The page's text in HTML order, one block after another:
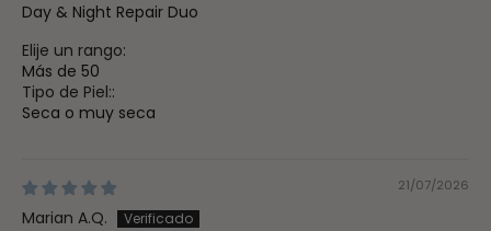
Day & Night Repair Duo
Elije un rango:
Más de 50
Tipo de Piel::
Seca o muy seca
21/07/2026
Marian A.Q.